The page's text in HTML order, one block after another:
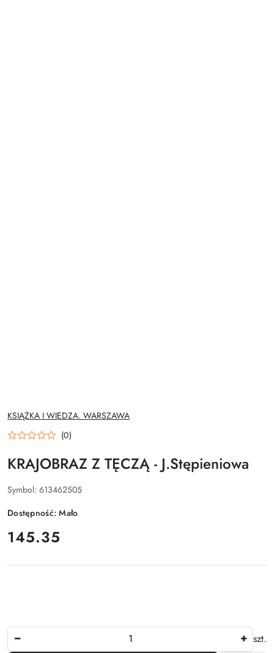
NAZWA
PRODUCENTA:
KSIĄŻKA I WIEDZA. WARSZAWA
(0)
KRAJOBRAZ Z TĘCZĄ - J.Stępieniowa
Symbol: 613462505
Dostępność:Mało
cena:
145.35
szt.